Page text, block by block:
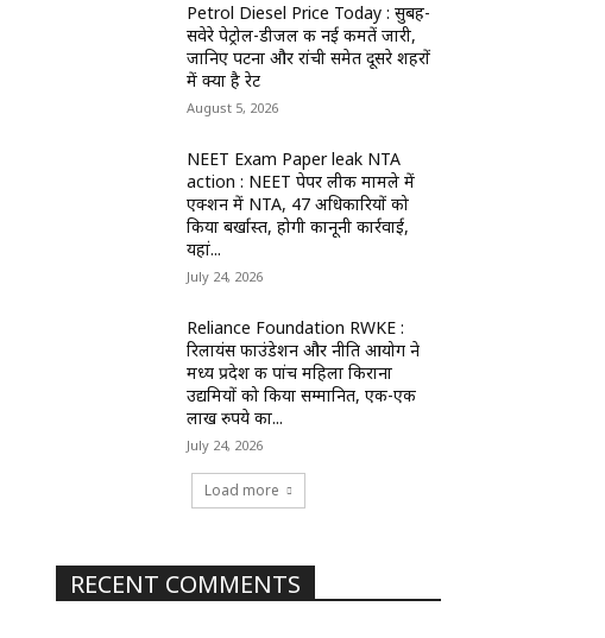
Petrol Diesel Price Today : सुबह-
सवेरे पेट्रोल-डीजल की नई कीमतें जारी,
जानिए पटना और रांची समेत दूसरे शहरों
में क्या है रेट
August 5, 2026
NEET Exam Paper leak NTA
action : NEET पेपर लीक मामले में
एक्शन में NTA, 47 अधिकारियों को
किया बर्खास्त, होगी कानूनी कार्रवाई,
यहां...
July 24, 2026
Reliance Foundation RWKE :
रिलायंस फाउंडेशन और नीति आयोग ने
मध्य प्रदेश की पांच महिला किराना
उद्यमियों को किया सम्मानित, एक-एक
लाख रुपये का...
July 24, 2026
Load more
RECENT COMMENTS